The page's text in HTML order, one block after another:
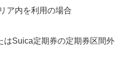
ア内を利用の場合
はSuica定期券の定期券区間外